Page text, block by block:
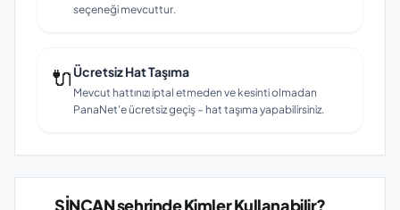
seçeneği mevcuttur.
🔌Ücretsiz Hat Taşıma
Mevcut hattınızı iptal etmeden ve kesinti olmadan
PanaNet'e ücretsiz geçiş – hat taşıma yapabilirsiniz.
SİNCAN şehrinde Kimler Kullanabilir?